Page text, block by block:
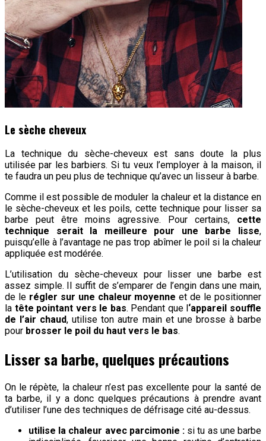
Le sèche cheveux
La technique du sèche-cheveux est sans doute la plus
utilisée par les barbiers. Si tu veux l’employer à la maison, il
te faudra un peu plus de technique qu’avec un lisseur à barbe.
Comme il est possible de moduler la chaleur et la distance en
le sèche-cheveux et les poils, cette technique pour lisser sa
barbe peut être moins agressive. Pour certains, cette
technique serait la meilleure pour une barbe lisse,
puisqu’elle à l’avantage ne pas trop abîmer le poil si la chaleur
appliquée est modérée.
L’utilisation du sèche-cheveux pour lisser une barbe est
assez simple. Il suffit de s’emparer de l’engin dans une main,
de le régler sur une chaleur moyenne et de le positionner
la tête pointant vers le bas. Pendant que l ‘appareil souffle
de l’air chaud, utilise ton autre main et une brosse à barbe
pour brosser le poil du haut vers le bas.
Lisser sa barbe, quelques précautions
On le répète, la chaleur n’est pas excellente pour la santé de
ta barbe, il y a donc quelques précautions à prendre avant
d’utiliser l’une des techniques de défrisage cité au-dessus.
utilise la chaleur avec parcimonie : si tu as une barbe